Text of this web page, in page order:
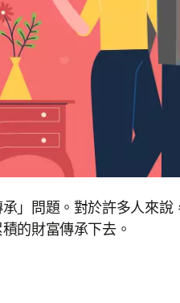
」問題。對於許多人來
的財富傳承下去。